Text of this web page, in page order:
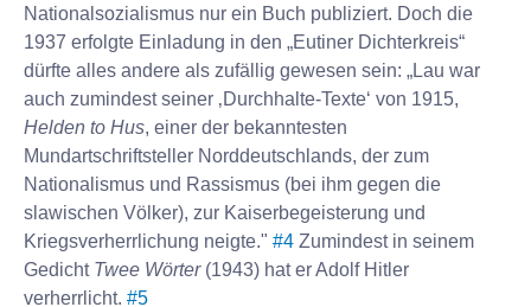
Nationalsozialismus nur ein Buch publiziert. Doch die
1937 erfolgte Einladung in den „Eutiner Dichterkreis“
dürfte alles andere als zufällig gewesen sein: „Lau war
auch zumindest seiner ‚Durchhalte-Texte‘ von 1915,
Helden to Hus, einer der bekanntesten
Mundartschriftsteller Norddeutschlands, der zum
Nationalismus und Rassismus (bei ihm gegen die
slawischen Völker), zur Kaiserbegeisterung und
Kriegsverherrlichung neigte." #4 Zumindest in seinem
Gedicht Twee Wörter(1943) hat er Adolf Hitler
verherrlicht. #5